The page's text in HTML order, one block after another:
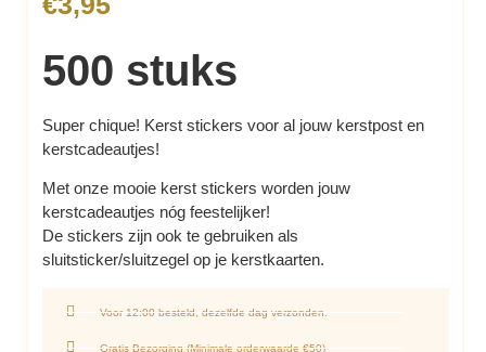
500 stuks
Super chique! Kerst stickers voor al jouw kerstpost en
kerstcadeautjes!
Met onze mooie kerst stickers worden jouw
kerstcadeautjes nóg feestelijker!
De stickers zijn ook te gebruiken als
sluitsticker/sluitzegel op je kerstkaarten.
Voor 12:00 besteld, dezelfde dag verzonden.
Gratis Bezorging (Minimale orderwaarde €50)